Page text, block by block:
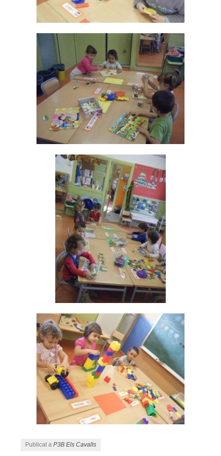
Publicat aP3B Els Cavalls